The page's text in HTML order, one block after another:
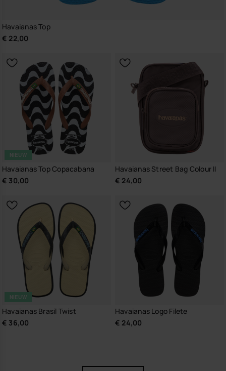
Havaianas Top
€ 22,00
NIEUW
Havaianas Top Copacabana
€ 30,00
Havaianas Street Bag Colour II
€ 24,00
NIEUW
Havaianas Brasil Twist
€ 36,00
Havaianas Logo Filete
€ 24,00